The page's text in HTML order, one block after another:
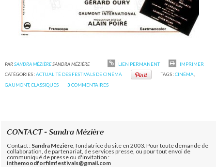
PARSANDRA MÉZIÈRESANDRA MÉZIÈRE LIEN PERMANENT
IMPRIMER
CATÉGORIES :ACTUALITÉ DES FESTIVALS DE CINÉMA TAGS :CINÉMA
GAUMONT,CLASSIQUES 3 COMMENTAIRES
CONTACT - Sandra Mézière
Contact : Sandra Mézière , fondatrice du site en 2003. Pour toute demande de
collaboration, de partenariat, de services presse, ou pour tout envoi de
communiqué de presse ou d'invitation :
inthemoodforfilmfestivals@gmail.com